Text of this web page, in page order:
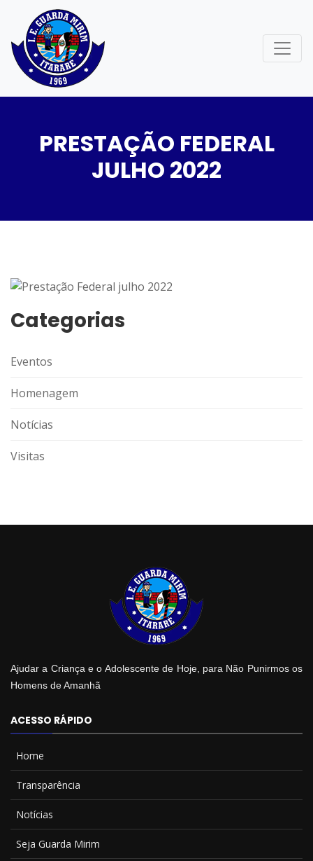
PRESTAÇÃO FEDERAL
JULHO 2022
Categorias
Eventos
Homenagem
Notícias
Visitas
Ajudar a Criança e o Adolescente de Hoje, para Não Punirmos os
Homens de Amanhã
ACESSO RÁPIDO
Home
Transparência
Notícias
Seja Guarda Mirim